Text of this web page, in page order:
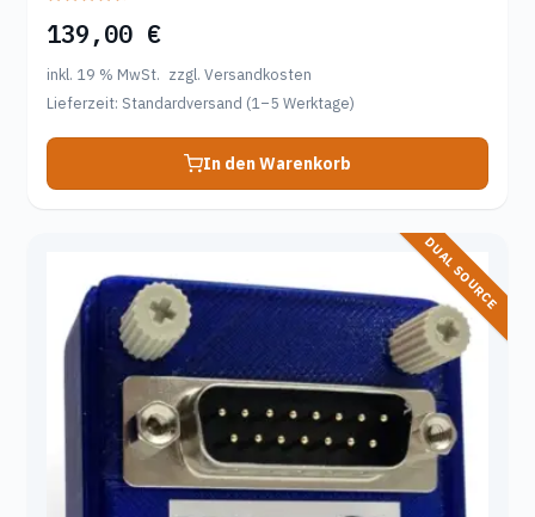
4.80von 5
139,00 €
inkl. 19 % MwSt. zzgl. Versandkosten
Lieferzeit: Standardversand (1–5 Werktage)
In den Warenkorb
DUAL SOURCE